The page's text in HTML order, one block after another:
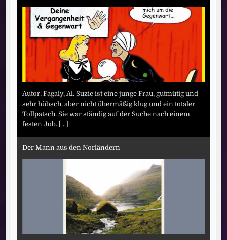
Autor: Fagaly, Al. Suzie ist eine junge Frau, gutmütig und
sehr hübsch, aber nicht übermäßig klug und ein totaler
Tollpatsch. Sie war ständig auf der Suche nach einem
festen Job. [...]
Der Mann aus den Norländern